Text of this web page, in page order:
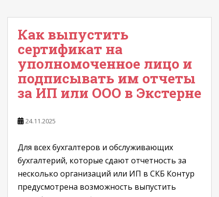
Как выпустить
сертификат на
уполномоченное лицо и
подписывать им отчеты
за ИП или ООО в Экстерне
24.11.2025
Для всех бухгалтеров и обслуживающих
бухгалтерий, которые сдают отчетность за
несколько организаций или ИП в СКБ Контур
предусмотрена возможность выпустить